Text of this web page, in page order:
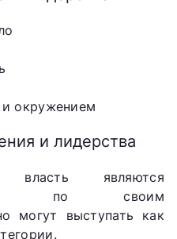
и окружением
и лидерства
являются
по своим
могут выступать как